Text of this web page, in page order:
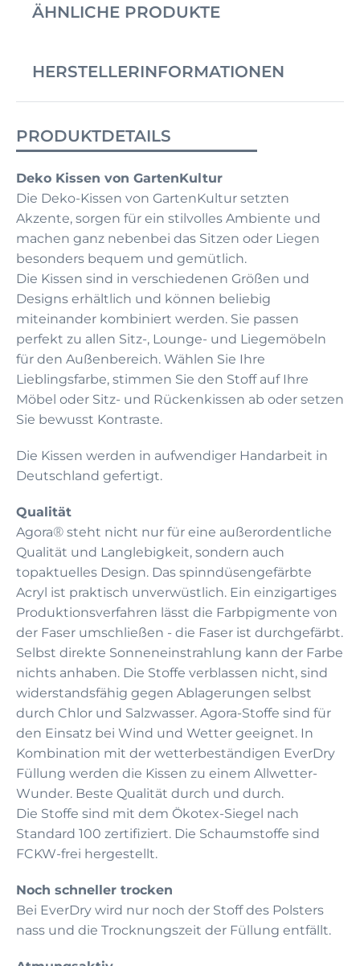
ÄHNLICHE PRODUKTE
HERSTELLERINFORMATIONEN
PRODUKTDETAILS
Deko Kissen von GartenKultur
Die Deko-Kissen von GartenKultur setzten
Akzente, sorgen für ein stilvolles Ambiente und
machen ganz nebenbei das Sitzen oder Liegen
besonders bequem und gemütlich.
Die Kissen sind in verschiedenen Größen und
Designs erhältlich und können beliebig
miteinander kombiniert werden. Sie passen
perfekt zu allen Sitz-, Lounge- und Liegemöbeln
für den Außenbereich. Wählen Sie Ihre
Lieblingsfarbe, stimmen Sie den Stoff auf Ihre
Möbel oder Sitz- und Rückenkissen ab oder setzen
Sie bewusst Kontraste.
Die Kissen werden in aufwendiger Handarbeit in
Deutschland gefertigt.
Qualität
Agora® steht nicht nur für eine außerordentliche
Qualität und Langlebigkeit, sondern auch
topaktuelles Design. Das spinndüsengefärbte
Acryl ist praktisch unverwüstlich. Ein einzigartiges
Produktionsverfahren lässt die Farbpigmente von
der Faser umschließen - die Faser ist durchgefärbt.
Selbst direkte Sonneneinstrahlung kann der Farbe
nichts anhaben. Die Stoffe verblassen nicht, sind
widerstandsfähig gegen Ablagerungen selbst
durch Chlor und Salzwasser. Agora-Stoffe sind für
den Einsatz bei Wind und Wetter geeignet. In
Kombination mit der wetterbeständigen EverDry
Füllung werden die Kissen zu einem Allwetter-
Wunder. Beste Qualität durch und durch.
Die Stoffe sind mit dem Ökotex-Siegel nach
Standard 100 zertifiziert. Die Schaumstoffe sind
FCKW-frei hergestellt.
Noch schneller trocken
Bei EverDry wird nur noch der Stoff des Polsters
nass und die Trocknungszeit der Füllung entfällt.